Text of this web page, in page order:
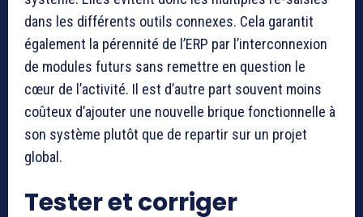
dans les différents outils connexes. Cela garantit
également la pérennité de l’ERP par l’interconnexion
de modules futurs sans remettre en question le
cœur de l’activité. Il est d’autre part souvent moins
coûteux d’ajouter une nouvelle brique fonctionnelle à
son système plutôt que de repartir sur un projet
global.
Tester et corriger